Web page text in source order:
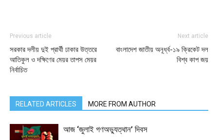
Previous article
সরকার দলীয় দুই প্রার্থী ঢাকার উত্তরে
আতিকুল ও দক্ষিণের মেয়র তাপস মেয়র
নির্বাচিত
Next article
বাংলাদেশ জাতীয় অনূর্ধ্ব-১৯ ক্রিকেট দল
বিশ্ব কাপ জয়
RELATED ARTICLES MORE FROM AUTHOR
আজ ‘জুলাই গণঅভ্যুত্থান’ দিবস